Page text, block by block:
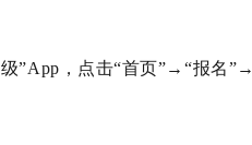
”App，点击“首页”→“报名